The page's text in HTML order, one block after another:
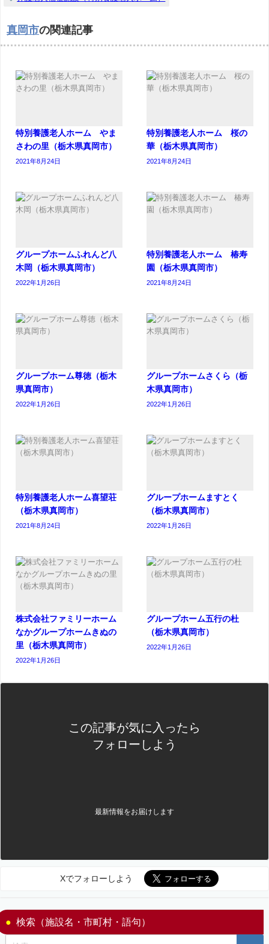
真岡市の関連記事
特別養護老人ホーム やま
さわの里（栃木県真岡市）
2021年8月24日
特別養護老人ホーム 桜の
華（栃木県真岡市）
2021年8月24日
グループホームふれんど八
木岡（栃木県真岡市）
2022年1月26日
特別養護老人ホーム 椿寿
園（栃木県真岡市）
2021年8月24日
グループホーム尊徳（栃木
県真岡市）
2022年1月26日
グループホームさくら（栃
木県真岡市）
2022年1月26日
特別養護老人ホーム喜望荘
（栃木県真岡市）
2021年8月24日
グループホームますとく
（栃木県真岡市）
2022年1月26日
株式会社ファミリーホーム
なかグループホームきぬの
里（栃木県真岡市）
2022年1月26日
グループホーム五行の杜
（栃木県真岡市）
2022年1月26日
この記事が気に入ったら
フォローしよう
最新情報をお届けします
Xでフォローしよう
検索（施設名・市町村・語句）